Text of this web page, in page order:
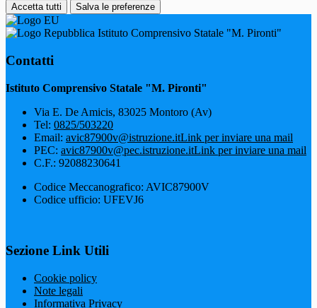
Accetta tutti Salva le preferenze
Istituto Comprensivo Statale "M. Pironti"
Contatti
Istituto Comprensivo Statale "M. Pironti"
Via E. De Amicis, 83025 Montoro (Av)
Tel: 0825/503220
Email: avic87900v@istruzione.itLink per inviare una mail
PEC: avic87900v@pec.istruzione.itLink per inviare una mail
C.F.: 92088230641
Codice Meccanografico: AVIC87900V
Codice ufficio: UFEVJ6
Sezione Link Utili
Cookie policy
Note legali
Informativa Privacy